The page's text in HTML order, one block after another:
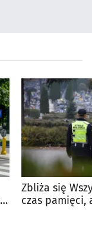
Zbliża się
czas pamięci,